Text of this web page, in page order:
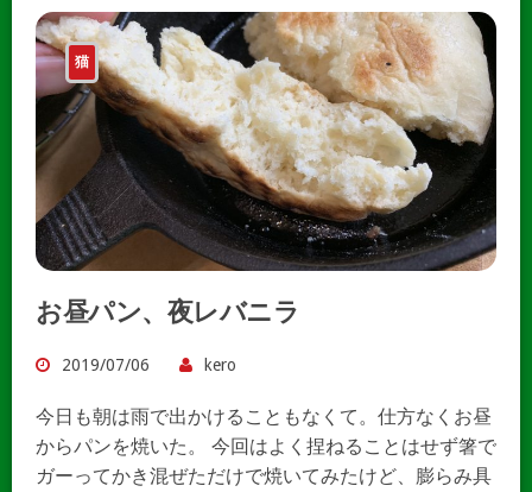
猫
お昼パン、夜レバニラ
2019/07/06 kero
今日も朝は雨で出かけることもなくて。仕方なくお昼
からパンを焼いた。 今回はよく捏ねることはせず箸で
ガーってかき混ぜただけで焼いてみたけど、膨らみ具